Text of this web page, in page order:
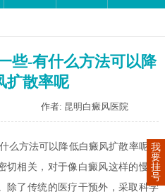
些-有什么方法可以降
扩散率呢
作者: 昆明白癜风医院
么方法可以降低白癜风扩散率呢？
切相关，对于像白癜风这样的慢性
除了传统的医疗干预外，采取科学
我
要
挂
号